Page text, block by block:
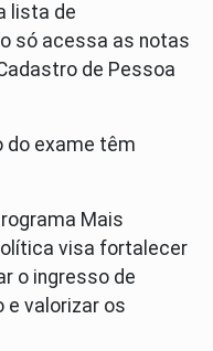
lista de
só acessa as notas
de Pessoa
do exame têm
Mais
visa fortalecer
o ingresso de
e valorizar os